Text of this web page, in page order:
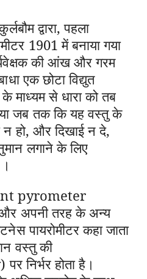
द्वारा, पहला
1901 में बनाया गया
की आंख और गरम
एक छोटा विद्युत
माध्यम से धारा को तब
जब तक कि यह वस्तु के
न हो, और दिखाई न दे,
लगाने के लिए
pyrometer
और अपनी तरह के अन्य
पायरोमीटर कहा जाता
वस्तु की
निर्भर होता है।